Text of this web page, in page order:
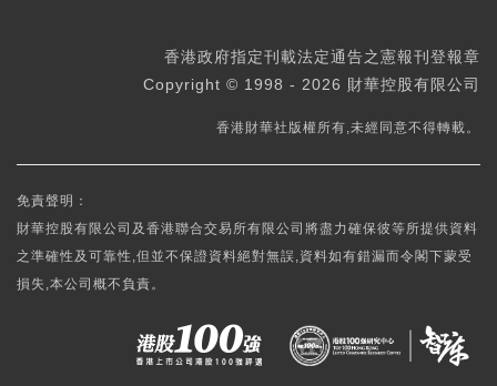
香港政府指定刊載法定通告之憲報刊登報章
Copyright © 1998 - 2026 財華控股有限公司
香港財華社版權所有,未經同意不得轉載。
免責聲明：
財華控股有限公司及香港聯合交易所有限公司將盡力確保彼等所提供資料
之準確性及可靠性,但並不保證資料絕對無誤,資料如有錯漏而令閣下蒙受
損失,本公司概不負責。